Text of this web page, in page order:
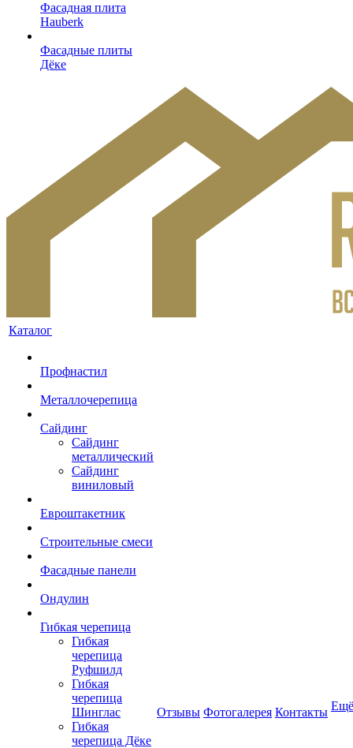
Фасадная плита
Hauberk
Фасадные плиты
Дёке
Каталог
Профнастил
Металлочерепица
Сайдинг
Сайдинг
металлический
Сайдинг
виниловый
Евроштакетник
Строительные смеси
Фасадные панели
Ондулин
Гибкая черепица
Гибкая
черепица
Руфшилд
Гибкая
черепица
Шинглас
Гибкая
черепица Дёке
Отзывы Фотогалерея Контакты Ещё